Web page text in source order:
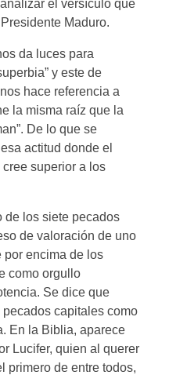
el versículo que
Maduro.
da luces para
y este de
hace referencia a
la misma raíz que la
De lo que se
actitud donde el
superior a los
de los siete pecados
de valoración de uno
por encima de los
como orgullo
Se dice que
capitales como
En la Biblia, aparece
Lucifer, quien al querer
primero de entre todos,